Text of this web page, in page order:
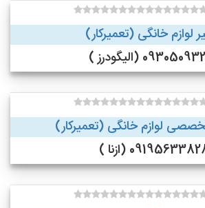
لوازم خانگی (تعمیرکار)
(الیگودرز )
لوازم خانگی (تعمیرکار)
(ازنا )